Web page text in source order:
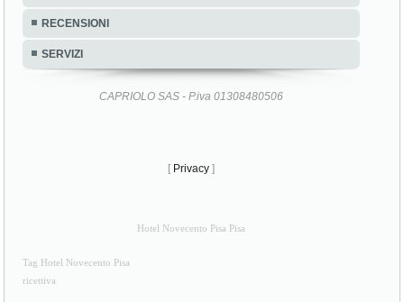
RECENSIONI
SERVIZI
CAPRIOLO SAS - P.iva 01308480506
[ Privacy ]
Hotel Novecento Pisa Pisa
Tag Hotel Novecento Pisa
ricettiva